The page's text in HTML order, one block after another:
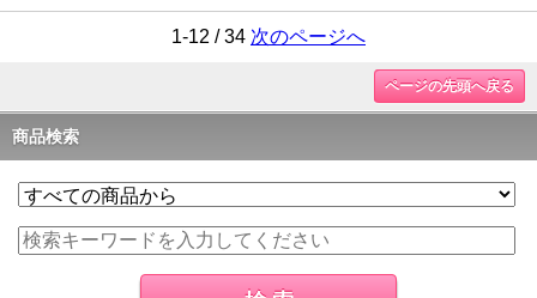
1-12 / 34 次のページへ
ページの先頭へ戻る
商品検索